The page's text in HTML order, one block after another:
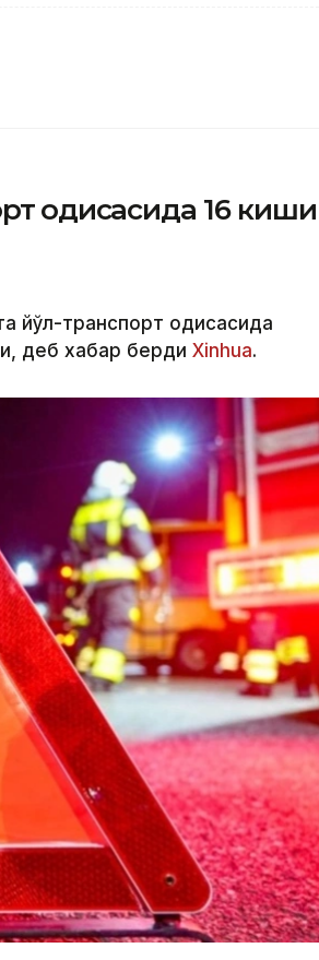
ҳодисасида 16 киши
йўл-транспорт ҳодисасида
деб хабар берди Xinhua.